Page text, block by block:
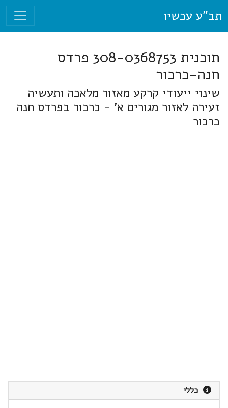
תב"ע עכשיו
תוכנית 308-0368753 פרדס
חנה-כרכור
שינוי ייעודי קרקע מאזור מלאכה ותעשיה
זעירה לאזור מגורים א' - כרכור בפרדס חנה
כרכור
כללי